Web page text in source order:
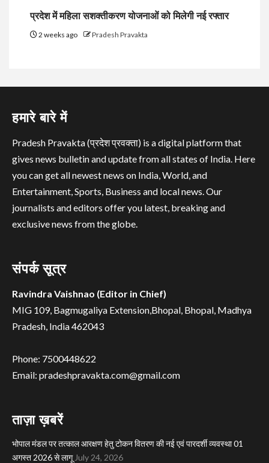
प्रदेश में महिला सशक्तीकरण योजनाओं को मिलेगी नई रफ्तार
2 weeks ago Pradesh Pravakta
हमारे बारे में
Pradesh Pravakta (प्रदेश प्रवक्ता) is a digital platform that
gives news bulletin and update from all states of India. Here
you can get all newest news on India, World, and
Entertainment, Sports, Business and local news. Our
journalists and editors offer you latest, breaking and
exclusive news from the globe.
संपर्क सूत्र
Ravindra Vaishnao (Editor in Chief)
MIG 109, Bagmugaliya Extension,Bhopal, Bhopal, Madhya
Pradesh, India 462043
Phone: 7500448622
Email: pradeshpravakta.com@gmail.com
ताज़ा ख़बरें
भोपाल मंडल पर तत्काल आरक्षण हेतु टोकन वितरण की नई एवं पारदर्शी व्यवस्था 01
अगस्त 2026 से लागू July 24, 2026